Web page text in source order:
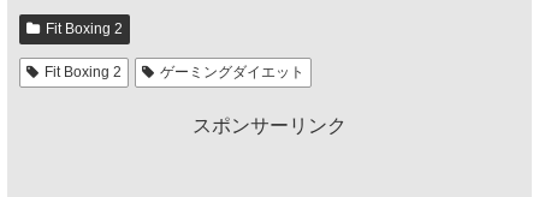
Fit Boxing 2
Fit Boxing 2 ゲーミングダイエット
スポンサーリンク